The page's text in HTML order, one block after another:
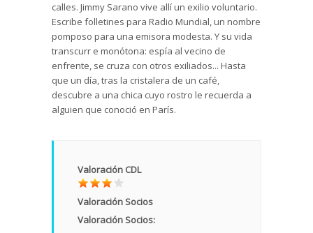
calles. Jimmy Sarano vive allí un exilio voluntario.
Escribe folletines para Radio Mundial, un nombre
pomposo para una emisora modesta. Y su vida
transcurr e monótona: espía al vecino de
enfrente, se cruza con otros exiliados... Hasta
que un día, tras la cristalera de un café,
descubre a una chica cuyo rostro le recuerda a
alguien que conoció en París.
Valoración CDL
Valoración Socios
Valoración Socios: